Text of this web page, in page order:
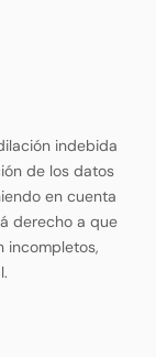
indebida
de los datos
en cuenta
derecho a que
incompletos,